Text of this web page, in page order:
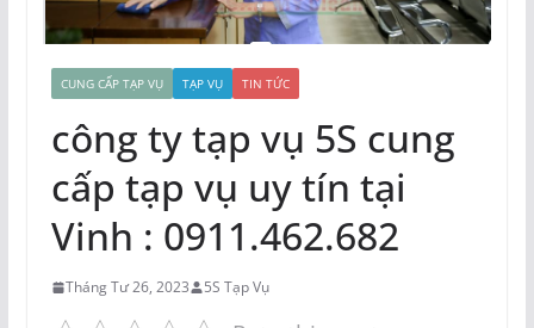
CUNG CẤP TẠP VỤ TẠP VỤ TIN TỨC
công ty tạp vụ 5S cung
cấp tạp vụ uy tín tại
Vinh : 0911.462.682
Tháng Tư 26, 2023 5S Tạp Vụ